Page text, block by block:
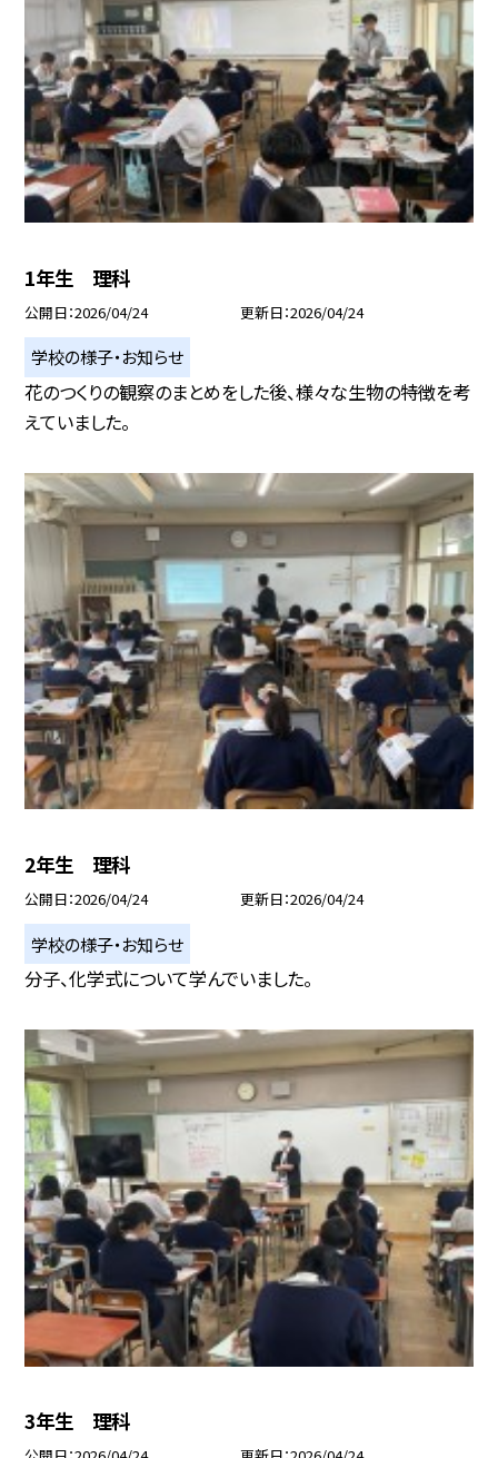
1年生 理科
公開日 2026/04/24 更新日 2026/04/24
学校の様子・お知らせ
花のつくりの観察のまとめをした後、様々な生物の特徴を考
えていました。
2年生 理科
公開日 2026/04/24 更新日 2026/04/24
学校の様子・お知らせ
分子、化学式について学んでいました。
3年生 理科